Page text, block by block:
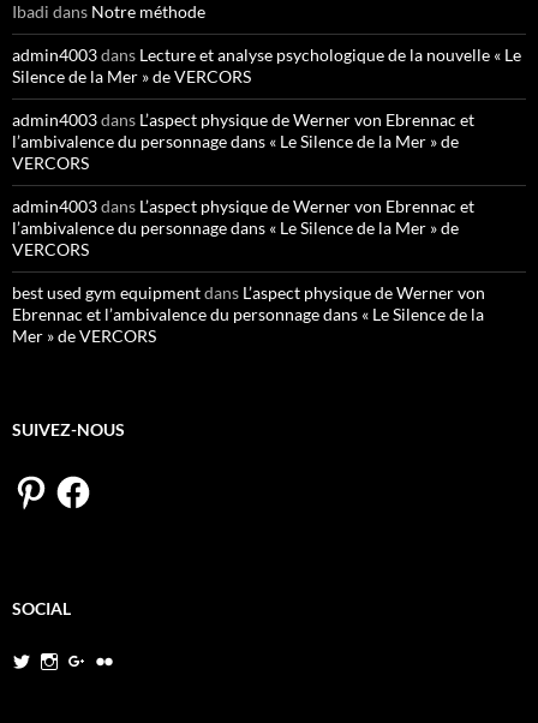
Ibadi dans Notre méthode
admin4003dans Lecture et analyse psychologique de la nouvelle « Le
Silence de la Mer » de VERCORS
admin4003dans L’aspect physique de Werner von Ebrennac et
l’ambivalence du personnage dans « Le Silence de la Mer » de
VERCORS
admin4003dans L’aspect physique de Werner von Ebrennac et
l’ambivalence du personnage dans « Le Silence de la Mer » de
VERCORS
best used gym equipmentdans L’aspect physique de Werner von
Ebrennac et l’ambivalence du personnage dans « Le Silence de la
Mer » de VERCORS
SUIVEZ-NOUS
PinterestFacebook
SOCIAL
TwitterInstagram
Google+